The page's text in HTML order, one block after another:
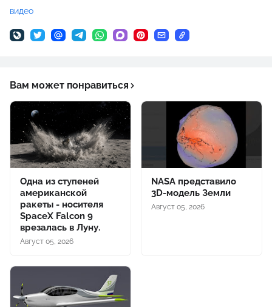
видео
Вам может понравиться
Одна из ступеней
американской
ракеты - носителя
SpaceX Falcon 9
врезалась в Луну.
Август 05, 2026
NASA представило
3D-модель Земли
Август 05, 2026